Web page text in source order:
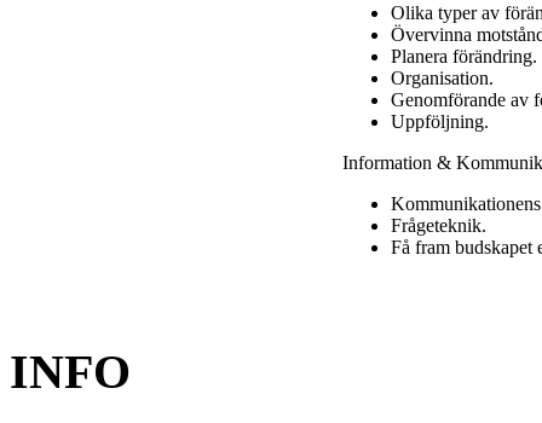
Olika typer av
Övervinna
Planera förändring.
Organisation.
Genomförande av
Uppföljning.
Information &
Frågeteknik.
Få fram budskapet
INFO